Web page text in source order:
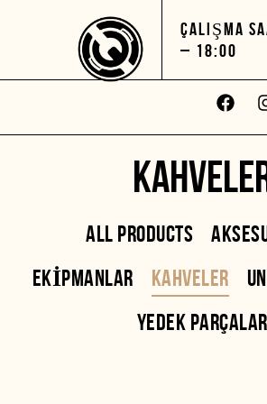
ÇALIŞMA
– 18:00
ALL PRODUCTS
EKIPMANLAR
KAHVELER
YEDEK PARÇALAR